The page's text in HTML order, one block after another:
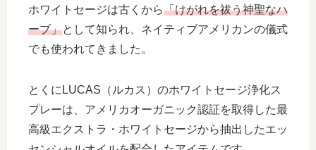
ホワイトセージは古くから「けがれを祓う神聖なハ
ーブ」として知られ、ネイティブアメリカンの儀式
でも使われてきました。
とくにLUCAS（ルカス）のホワイトセージ浄化ス
プレーは、アメリカオーガニック認証を取得した最
高級エクストラ・ホワイトセージから抽出したエッ